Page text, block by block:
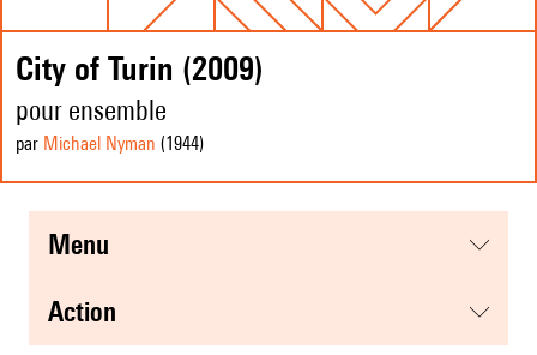
City of Turin (2009)
pour ensemble
par Michael Nyman (1944)
menu
action